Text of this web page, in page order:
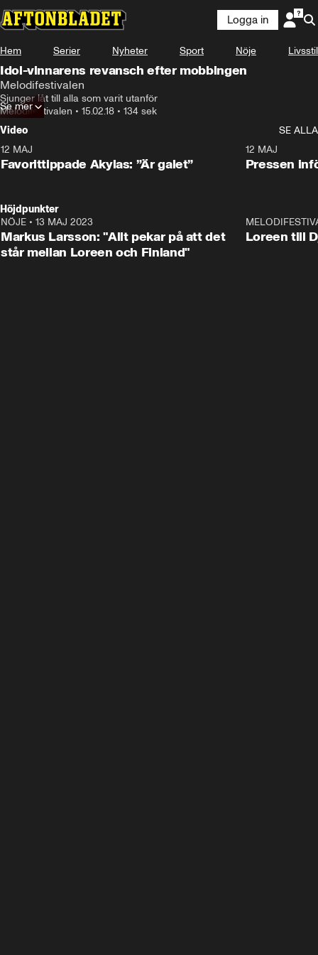
Logga in
Hem Serier Nyheter Sport Nöje Livsstil
Idol-vinnarens revansch efter mobbingen
Melodifestivalen
Sjunger låt till alla som varit utanför
Melodifestivalen • 15.02.18 • 134 sek
Se mer
Video
SE ALLA
12 MAJ
Favorittippade Akylas: ”Är galet”
12 MAJ
Pressen
Höjdpunkter
NÖJE • 13 MAJ 2023
Markus Larsson: "Allt pekar på att det
står mellan Loreen och Finland"
Loreen till